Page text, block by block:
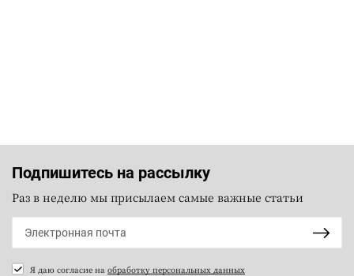
Подпишитесь на рассылку
Раз в неделю мы присылаем самые важные статьи
Я даю согласие на обработку персональных данных